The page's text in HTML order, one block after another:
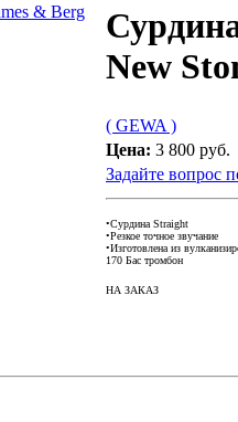
New
( GEWA )
Цена: 3 800 руб.
Задайте вопрос
•Сурдина Straight
•Резкое точное звучание
•Изготовлена из
170 Бас тромбон
НА ЗАКАЗ